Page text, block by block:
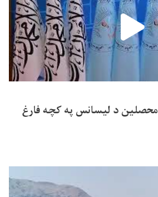
د کابل پوهنتون ۲۰۹۶ محصلین د لیسانس په کچه فارغ